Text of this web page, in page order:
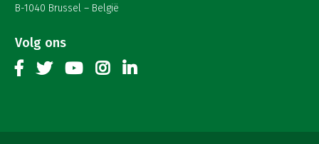
B-1040 Brussel – België
Volg ons